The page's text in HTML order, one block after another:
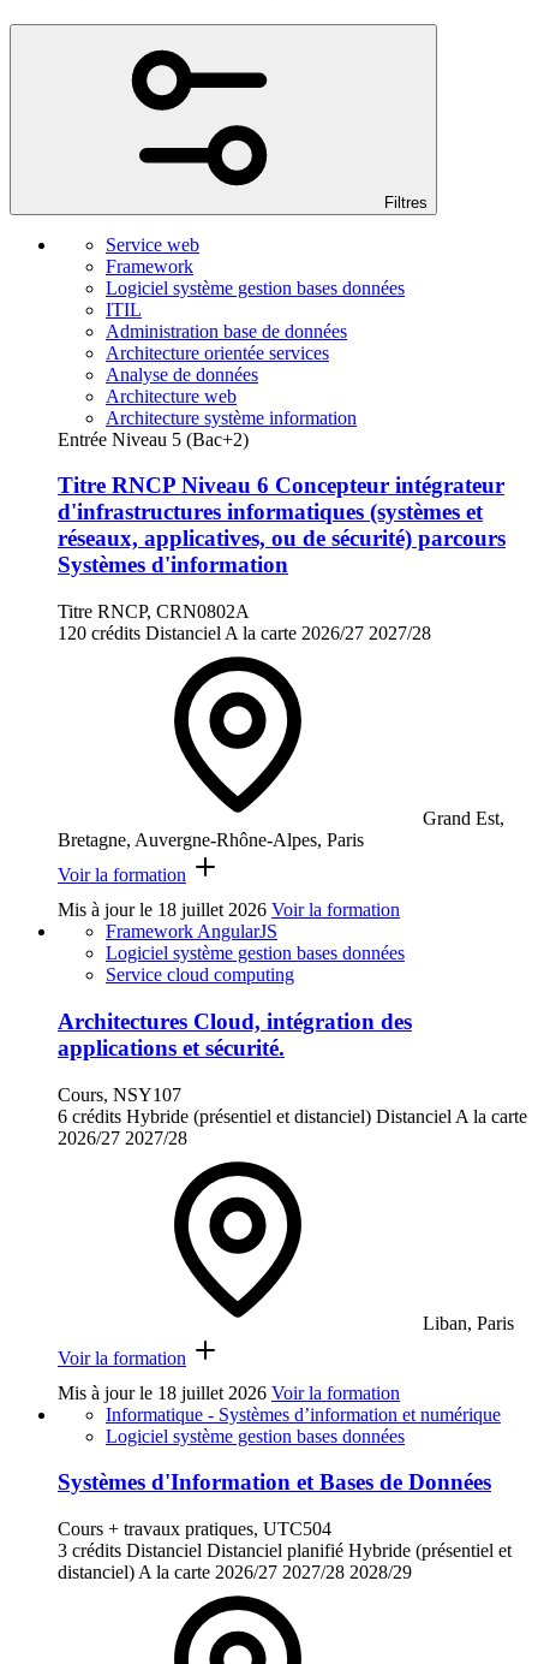
Filtres
Service web
Framework
Logiciel système gestion bases données
ITIL
Administration base de données
Architecture orientée services
Analyse de données
Architecture web
Architecture système information
Entrée Niveau 5 (Bac+2)
Titre RNCP Niveau 6 Concepteur intégrateur
d'infrastructures informatiques (systèmes et
réseaux, applicatives, ou de sécurité) parcours
Systèmes d'information
Titre RNCP, CRN0802A
120 crédits Distanciel A la carte 2026/27 2027/28
Grand Est,
Bretagne, Auvergne-Rhône-Alpes, Paris
Voir la formation
Mis à jour le 18 juillet 2026 Voir la formation
Framework AngularJS
Logiciel système gestion bases données
Service cloud computing
Architectures Cloud, intégration des
applications et sécurité.
Cours, NSY107
6 crédits Hybride (présentiel et distanciel) Distanciel A la carte
2026/27 2027/28
Liban, Paris
Voir la formation
Mis à jour le 18 juillet 2026 Voir la formation
Informatique - Systèmes d’information et numérique
Logiciel système gestion bases données
Systèmes d'Information et Bases de Données
Cours + travaux pratiques, UTC504
3 crédits Distanciel Distanciel planifié Hybride (présentiel et
distanciel) A la carte 2026/27 2027/28 2028/29